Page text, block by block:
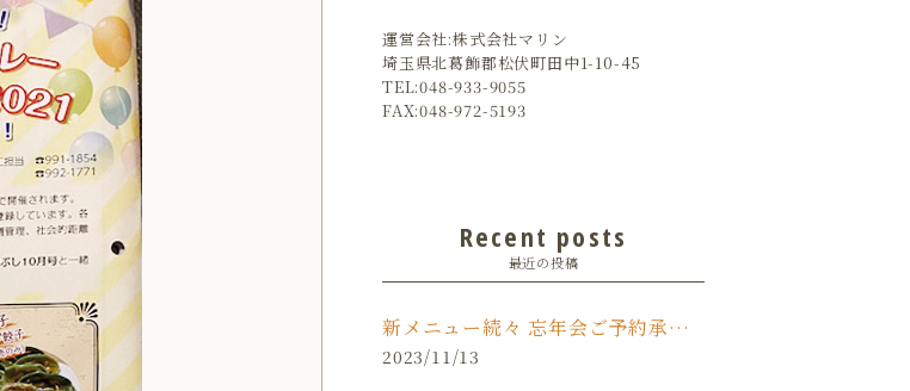
運営会社:株式会社マリン
埼玉県北葛飾郡松伏町田中1-10-45
TEL:048-933-9055
FAX:048-972-5193
Recent posts
最近の投稿
新メニュー続々 忘年会ご予約承り中です‼️
2023/11/13